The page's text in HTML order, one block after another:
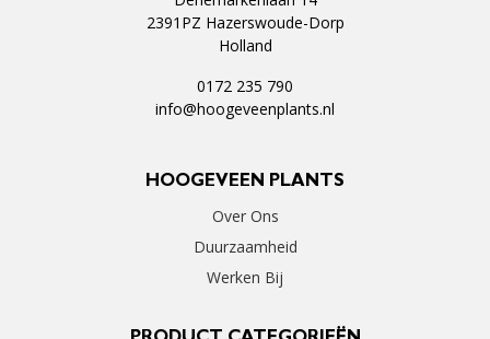
2391PZ Hazerswoude-Dorp
Holland
0172 235 790
info@hoogeveenplants.nl
HOOGEVEEN PLANTS
Over Ons
Duurzaamheid
Werken Bij